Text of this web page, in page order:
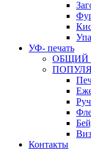
УФ- печать
ОБЩИЙ
Контакты